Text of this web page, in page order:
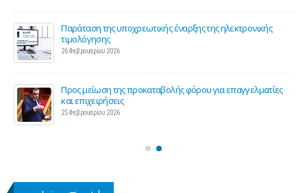
Παράταση της υποχρεωτικής έναρξης της ηλεκτρονικής
τιμολόγησης
26 Φεβρουαρίου 2026
Προς μείωση της προκαταβολής φόρου για επαγγελματίες
και επιχειρήσεις
25 Φεβρουαρίου 2026